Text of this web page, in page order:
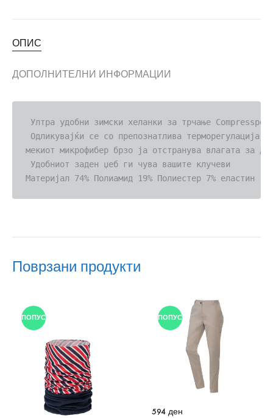
ОПИС
ДОПОЛНИТЕЛНИ ИНФОРМАЦИИ
Ултра удобни зимски хеланки за трчање
Одликувајќи се со препознатлива терморегулација
мекиот микрофибер брзо ја отстранува влагата за
Удобниот заден џеб ги чува вашите клучеви
Поврзани продукти
ПОПУСТ ПОПУСТ
594 ден